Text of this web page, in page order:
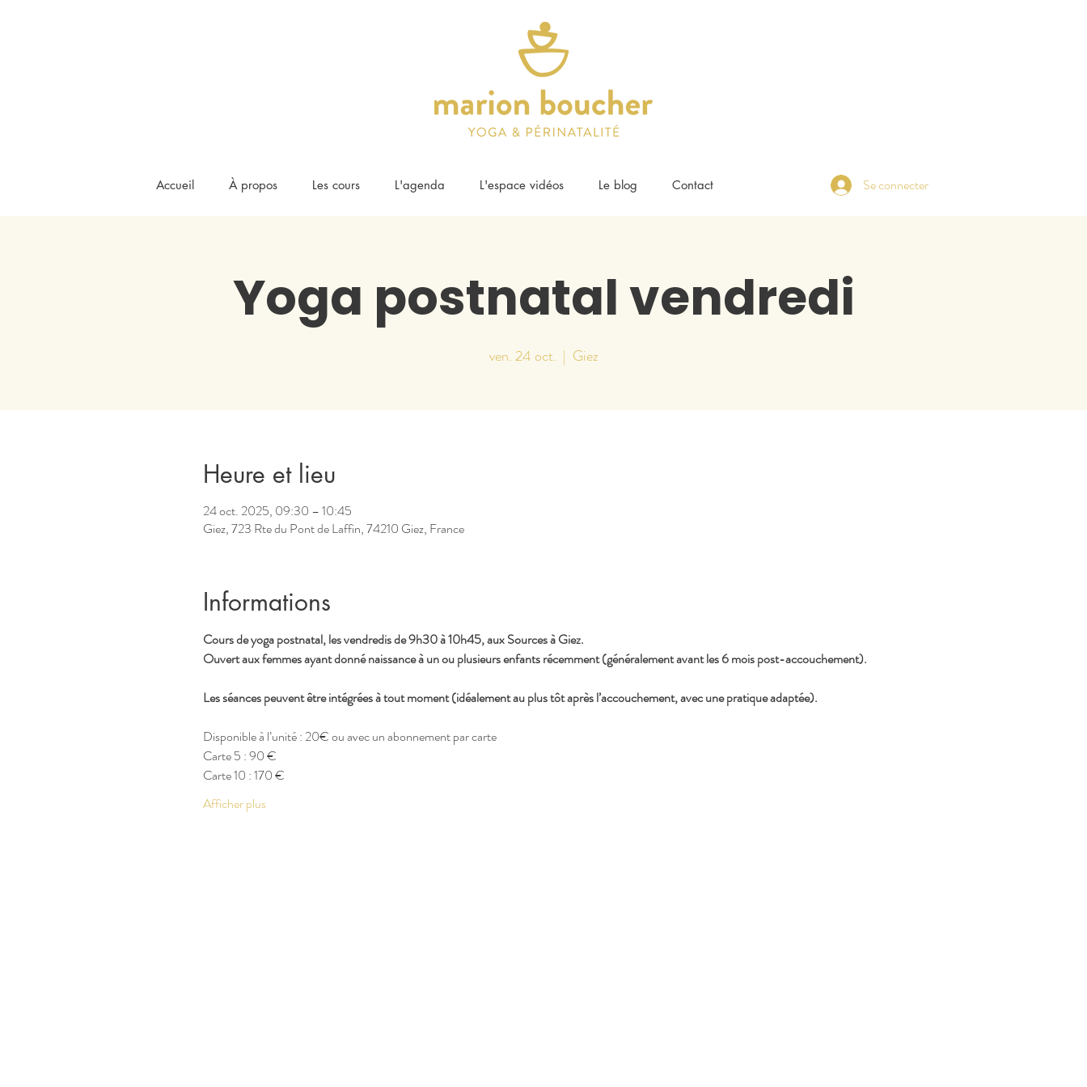
Accueil À propos Les cours L'agenda L'espace vidéos Le blog Contact Se connecter
Yoga postnatal vendredi
ven. 24 oct.
  |
Giez
Heure et lieu
24 oct. 2025, 09:30 – 10:45
Giez, 723 Rte du Pont de Laffin, 74210 Giez, France
Informations
Cours de yoga postnatal, les vendredis de 9h30 à 10h45, aux Sources à Giez.
Ouvert aux femmes ayant donné naissance à un ou plusieurs enfants récemment (généralement avant les 6 mois post-accouchement).
Les séances peuvent être intégrées à tout moment (idéalement au plus tôt après l’accouchement, avec une pratique adaptée).
Disponible à l’unité : 20€ ou avec un abonnement par carte
Carte 5 : 90 €
Carte 10 : 170 €
Afficher plus